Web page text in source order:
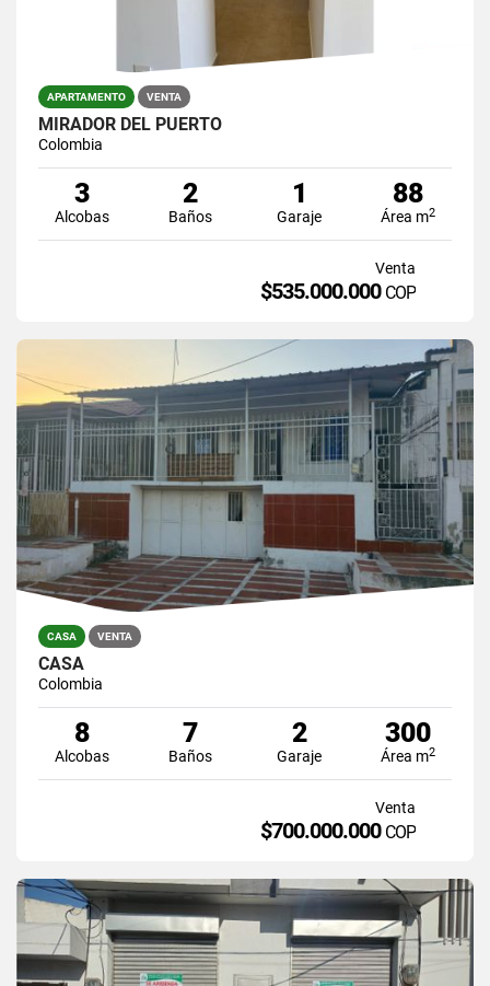
APARTAMENTO VENTA
MIRADOR DEL PUERTO
Colombia
3
Alcobas
2
Baños
1
Garaje
88
Área m2
Venta
$535.000.000 COP
CASA VENTA
CASA
Colombia
8
Alcobas
7
Baños
2
Garaje
300
Área m2
Venta
$700.000.000 COP